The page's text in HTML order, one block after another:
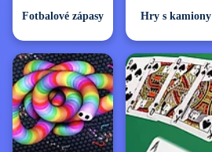
Fotbalové zápasy Hry s kamiony